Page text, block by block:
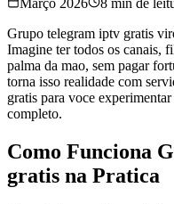
Grupo telegram iptv gratis
Imagine ter todos os canais,
palma da mao, sem pagar
torna isso realidade com
gratis para voce
completo.
Como Funciona
gratis na Pratica